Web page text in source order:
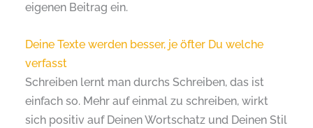
eigenen Beitrag ein.
Deine Texte werden besser, je öfter Du welche
verfasst
Schreiben lernt man durchs Schreiben, das ist
einfach so. Mehr auf einmal zu schreiben, wirkt
sich positiv auf Deinen Wortschatz und Deinen Stil